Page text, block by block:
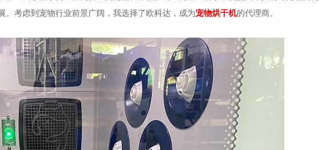
考虑到宠物行业前景广阔，我选择了欧科达，成为宠物烘干机的代理商。